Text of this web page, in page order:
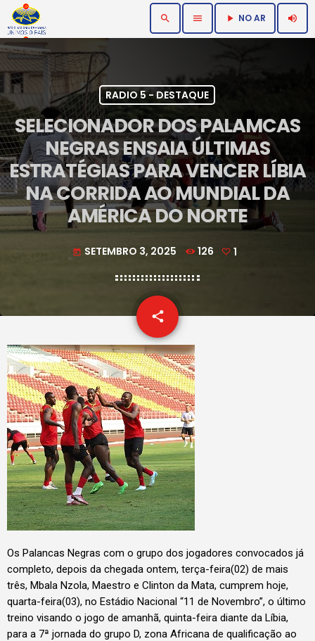
search menu play_arrow NO AR volume_up
RADIO 5 - DESTAQUE
SELECIONADOR DOS PALAMCAS
NEGRAS ENSAIA ÚLTIMAS
ESTRATÉGIAS PARA VENCER LÍBIA
NA CORRIDA AO MUNDIAL DA
AMÉRICA DO NORTE
today SETEMBRO 3, 2025 126 1
share
email
Os Palancas Negras com o grupo dos jogadores convocados já
completo, depois da chegada ontem, terça-feira(02) de mais
três, Mbala Nzola, Maestro e Clinton da Mata, cumprem hoje,
quarta-feira(03), no Estádio Nacional “11 de Novembro”, o último
treino visando o jogo de amanhã, quinta-feira diante da Líbia,
para a 7ª jornada do grupo D, zona Africana de qualificação ao